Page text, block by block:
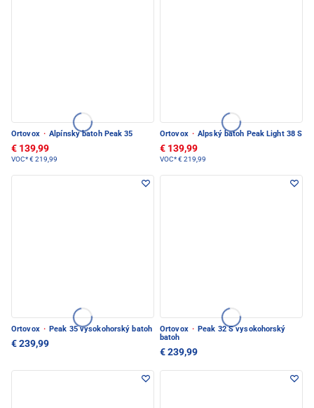
Ortovox · Alpínsky batoh Peak 35
€ 139,99
VOC*€ 219,99
Ortovox · Alpský batoh Peak Light 38 S
€ 139,99
VOC*€ 219,99
Ortovox · Peak 35 vysokohorský batoh
€ 239,99
Ortovox · Peak 32 S vysokohorský
batoh
€ 239,99